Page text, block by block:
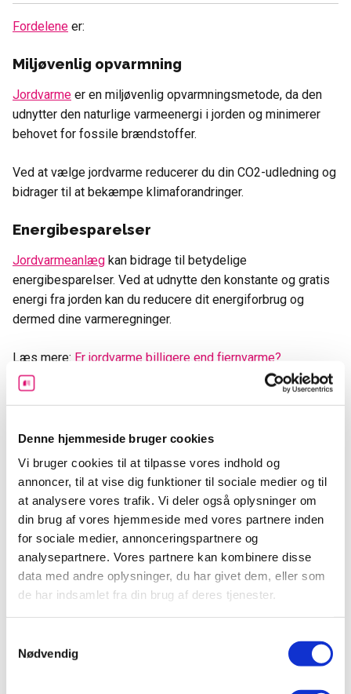
Denne hjemmeside bruger cookies
Vi bruger cookies til at tilpasse vores indhold og
annoncer, til at vise dig funktioner til sociale medier og til
at analysere vores trafik. Vi deler også oplysninger om
din brug af vores hjemmeside med vores partnere inden
for sociale medier, annonceringspartnere og
analysepartnere. Vores partnere kan kombinere disse
data med andre oplysninger, du har givet dem, eller som
de har indsamlet fra din brug af deres tjenester.
Nødvendig
Fordelene er:
Miljøvenlig opvarmning
Jordvarme er en miljøvenlig opvarmningsmetode, da den
udnytter den naturlige varmeenergi i jorden og minimerer
behovet for fossile brændstoffer.
Ved at vælge jordvarme reducerer du din CO2-udledning og
bidrager til at bekæmpe klimaforandringer.
Energibesparelser
Jordvarmeanlæg kan bidrage til betydelige
energibesparelser. Ved at udnytte den konstante og gratis
energi fra jorden kan du reducere dit energiforbrug og
dermed dine varmeregninger.
Læs mere: Er jordvarme billigere end fjernvarme?
Over tid kan de besparelser, du opnår, hjælpe med at opveje
Jordvarmeanlæg har typisk en lang levetid og kræver
generelt minimal vedligeholdelse. De er kendt for deres
pålidelighed og stabilitet, hvilket gør dem til en langsigtet
løsning for opvarmning af dit hjem.
Fleksibilitet i opvarmningsmetoder
forskellige opvarmningsmetoder som gulvvarme, radiatorer
og endda swimmingpools, hvilket giver dig fleksibilitet til at